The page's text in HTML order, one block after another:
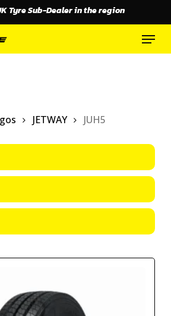
Tyre Sub-Dealer in the region
Menu
JETWAY JUH5